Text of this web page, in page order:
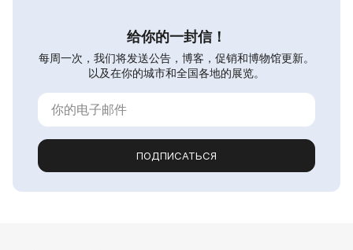
给你的一封信！
每周一次，我们将发送公告，博客，促销和博物馆更新。
以及在你的城市和全国各地的展览。
ПОДПИСАТЬСЯ